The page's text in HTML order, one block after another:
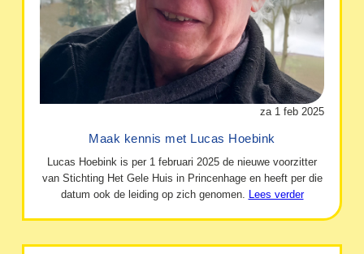
za 1 feb 2025
Maak kennis met Lucas Hoebink
Lucas Hoebink is per 1 februari 2025 de nieuwe voorzitter
van Stichting Het Gele Huis in Princenhage en heeft per die
datum ook de leiding op zich genomen. Lees verder